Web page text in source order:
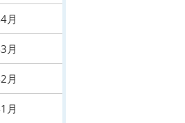
月
月
月
月